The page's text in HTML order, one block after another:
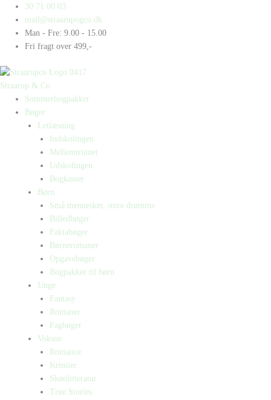
indholdet
30 71 00 03
mail@straarupogco.dk
Man - Fre: 9.00 - 15.00
Fri fragt over 499,-
Straarup & Co
Sommerbogpakker
Bøger
Letlæsning
Indskolingen
Mellemtrinnet
Udskolingen
Bogkasser
Børn
Små mennesker, store drømme
Billedbøger
Faktabøger
Børneromaner
Opgavebøger
Bogpakker til børn
Unge
Fantasy
Romaner
Fagbøger
Voksne
Romance
Krimier
Skønlitteratur
True Stories
Products
search
Products
search
Ofelia
elsker
drama